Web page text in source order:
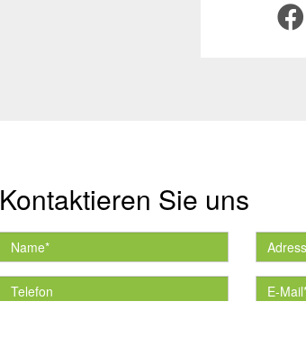
Kontaktieren Sie uns